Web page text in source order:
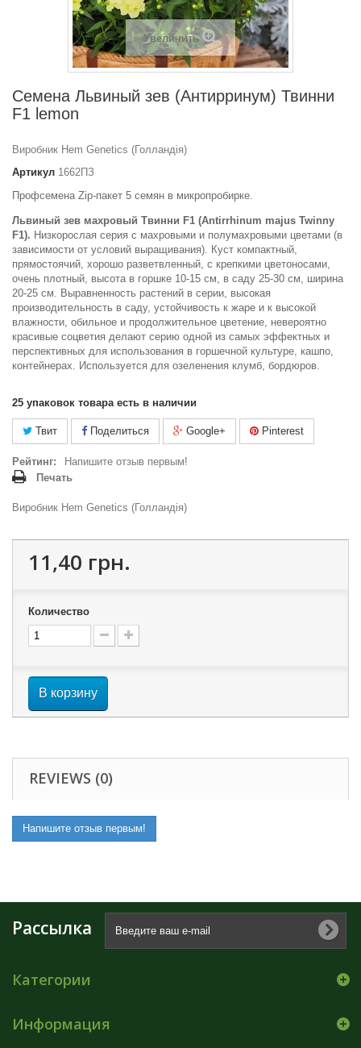
Увеличить
Семена Львиный зев (Антирринум) Твинни
F1 lemon
Виробник Hem Genetics (Голландія)
Артикул 1662ПЗ
Профсемена Zip-пакет 5 семян в микропробирке.
Львиный зев махровый Твинни F1 (Antirrhinum majus Twinny
F1). Низкорослая серия с махровыми и полумахровыми цветами (в
зависимости от условий выращивания). Куст компактный,
прямостоячий, хорошо разветвленный, с крепкими цветоносами,
очень плотный, высота в горшке 10-15 см, в саду 25-30 см, ширина
20-25 см. Выравненность растений в серии, высокая
производительность в саду, устойчивость к жаре и к высокой
влажности, обильное и продолжительное цветение, невероятно
красивые соцветия делают серию одной из самых эффектных и
перспективных для использования в горшечной культуре, кашпо,
контейнерах. Используется для озеленения клумб, бордюров.
25 упаковок товара есть в наличии
Твит Поделиться Google+ Pinterest
Рейтинг:
Напишите отзыв первым!
Печать
Виробник Hem Genetics (Голландія)
11,40 грн.
Количество
В корзину
REVIEWS (0)
Напишите отзыв первым!
Рассылка
Категории
Информация